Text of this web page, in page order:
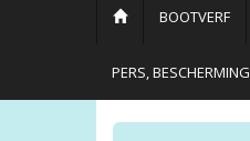
BOOTVERF
PERS, BESCHERMING